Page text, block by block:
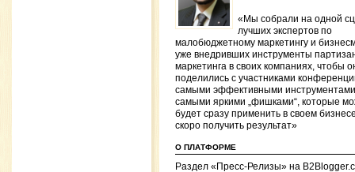
«Мы собрали на одной
лучших экспертов по
малобюджетному маркетингу и
уже внедривших инструменты
маркетинга в своих компаниях, чтобы
поделились с участниками
самыми эффективными
самыми яркими „фишками“, которые
будет сразу применить в своем
скоро получить результат»
О ПЛАТФОРМЕ
Раздел «Пресс-Релизы» на